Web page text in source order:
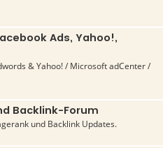
Ads, Yahoo!,
& Yahoo! / Microsoft adCenter /
Backlink-Forum
und Backlink Updates.